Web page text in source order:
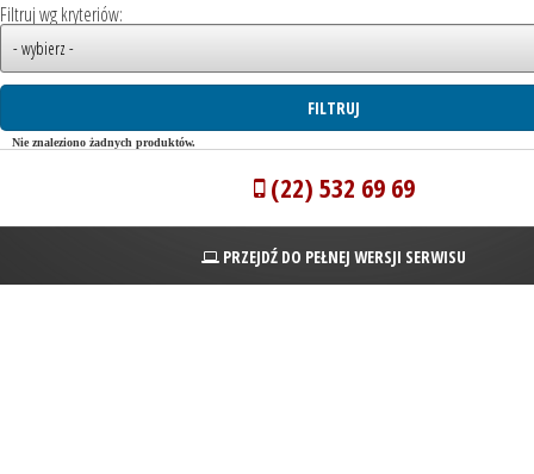
Filtruj wg kryteriów:
Nie znaleziono żadnych produktów.
(22) 532 69 69
PRZEJDŹ DO PEŁNEJ WERSJI SERWISU